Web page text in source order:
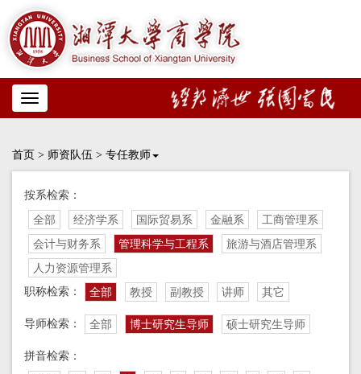
Toggle
navigation
首页 > 师资队伍 > 专任教师
按系检索：
全部 经济学系 国际贸易系 金融系
工商管理系
会计与财务系
管理科学与工程系
旅游与酒店管理系
人力资源管理系
职称检索：
全部 教授 副教授 讲师 其它
导师检索： 全部 博士研究生导师 硕士研究生导师
拼音检索：